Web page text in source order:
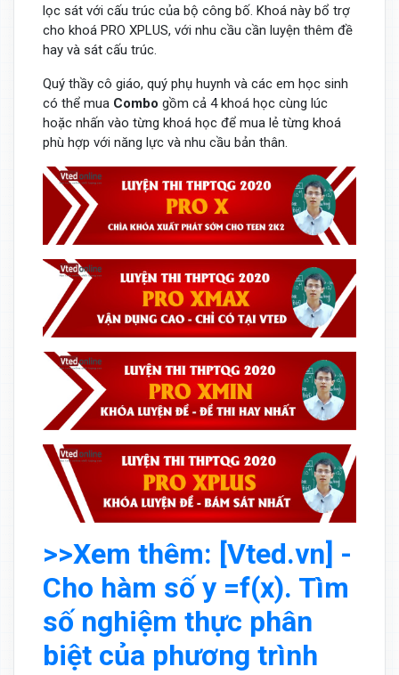
lọc sát với cấu trúc của bộ công bố. Khoá này bổ trợ
cho khoá PRO XPLUS, với nhu cầu cần luyện thêm đề
hay và sát cấu trúc.
Quý thầy cô giáo, quý phụ huynh và các em học sinh
có thể mua Combo gồm cả 4 khoá học cùng lúc
hoặc nhấn vào từng khoá học để mua lẻ từng khoá
phù hợp với năng lực và nhu cầu bản thân.
>>Xem thêm: [Vted.vn] -
Cho hàm số y =f(x). Tìm
số nghiệm thực phân
biệt của phương trình